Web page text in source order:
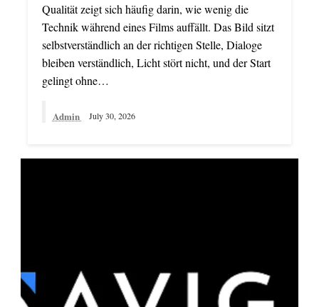
Qualität zeigt sich häufig darin, wie wenig die
Technik während eines Films auffällt. Das Bild sitzt
selbstverständlich an der richtigen Stelle, Dialoge
bleiben verständlich, Licht stört nicht, und der Start
gelingt ohne…
Admin July 30, 2026